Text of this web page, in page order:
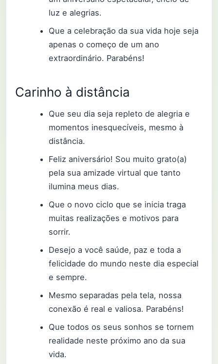
luz e alegrias.
Que a celebração da sua vida hoje seja
apenas o começo de um ano
extraordinário. Parabéns!
Carinho à distância
Que seu dia seja repleto de alegria e
momentos inesquecíveis, mesmo à
distância.
Feliz aniversário! Sou muito grato(a)
pela sua amizade virtual que tanto
ilumina meus dias.
Que o novo ciclo que se inicia traga
muitas realizações e motivos para
sorrir.
Desejo a você saúde, paz e toda a
felicidade do mundo neste dia especial
e sempre.
Mesmo separadas pela tela, nossa
conexão é real e valiosa. Parabéns!
Que todos os seus sonhos se tornem
realidade neste próximo ano da sua
vida.